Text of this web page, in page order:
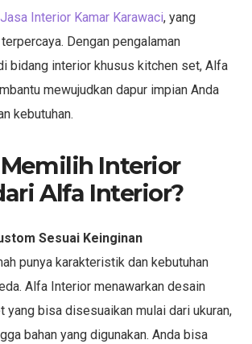
Jasa Interior Kamar Karawaci, yang
Dengan pengalaman
bidang interior khusus kitchen set, Alfa
mewujudkan dapur impian Anda
kebutuhan.
Interior
Alfa Interior?
Sesuai Keinginan
punya karakteristik dan kebutuhan
Alfa Interior menawarkan desain
yang bisa disesuaikan mulai dari ukuran,
bahan yang digunakan. Anda bisa